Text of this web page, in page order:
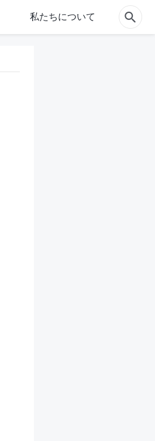
私たちについて